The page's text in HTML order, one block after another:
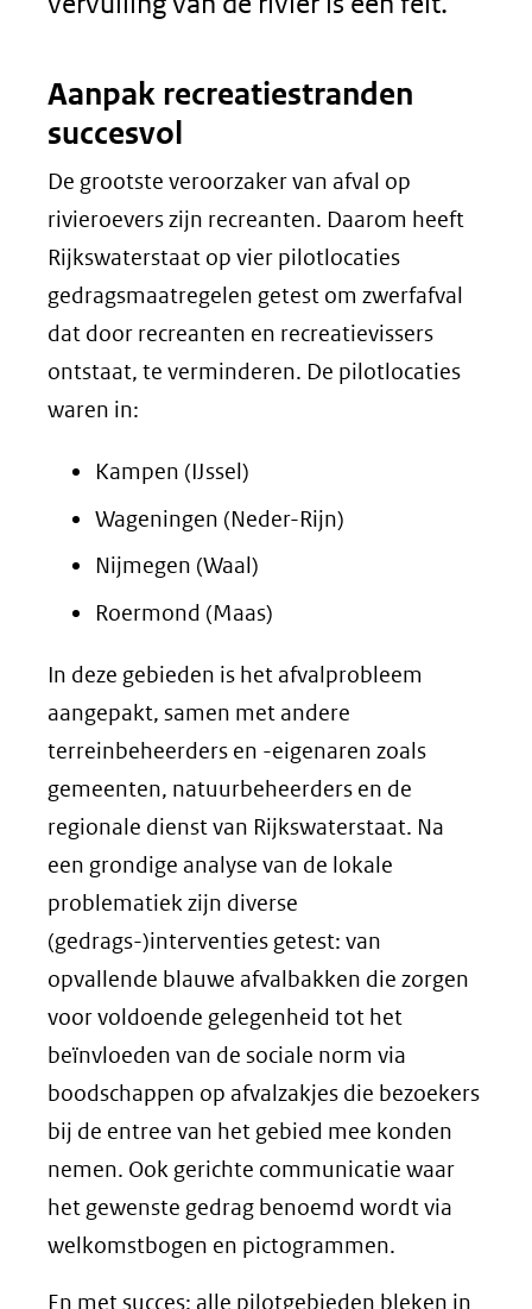
Aanpak recreatiestranden
succesvol
De grootste veroorzaker van afval op
rivieroevers zijn recreanten. Daarom heeft
Rijkswaterstaat op vier pilotlocaties
gedragsmaatregelen getest om zwerfafval
dat door recreanten en recreatievissers
ontstaat, te verminderen. De pilotlocaties
waren in:
Kampen (IJssel)
Wageningen (Neder-Rijn)
Nijmegen (Waal)
Roermond (Maas)
In deze gebieden is het afvalprobleem
aangepakt, samen met andere
terreinbeheerders en -eigenaren zoals
gemeenten, natuurbeheerders en de
regionale dienst van Rijkswaterstaat. Na
een grondige analyse van de lokale
problematiek zijn diverse
(gedrags-)interventies getest: van
opvallende blauwe afvalbakken die zorgen
voor voldoende gelegenheid tot het
beïnvloeden van de sociale norm via
boodschappen op afvalzakjes die bezoekers
bij de entree van het gebied mee konden
nemen. Ook gerichte communicatie waar
het gewenste gedrag benoemd wordt via
welkomstbogen en pictogrammen.
En met succes: alle pilotgebieden bleken in